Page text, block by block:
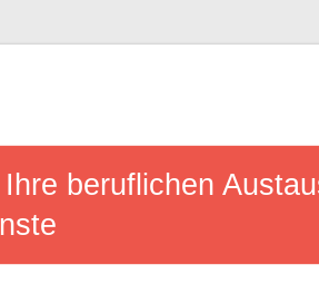
beruflichen